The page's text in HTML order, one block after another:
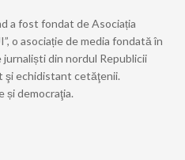
a fost fondat de Asociația
o asociație de media fondată în
din nordul Republicii
şi echidistant cetăţenii.
și democraţia.